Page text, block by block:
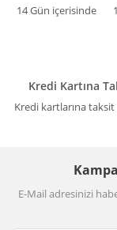
14 Gün içerisinde
Kredi Kartına
Kredi kartlarına taksit
E-Mail adresinizi